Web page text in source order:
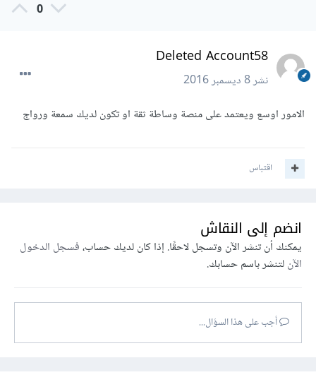
0
Deleted Account58
نشر8 ديسمبر 2016
الامور اوسع ويعتمد على منصة وساطة ثقة او تكون لديك سمعة ورواج
اقتباس
انضم إلى النقاش
يمكنك أن تنشر الآن وتسجل لاحقًا. إذا كان لديك حساب،فسجل الدخول
الآنلتنشر باسم حسابك.
أجب على هذا السؤال...